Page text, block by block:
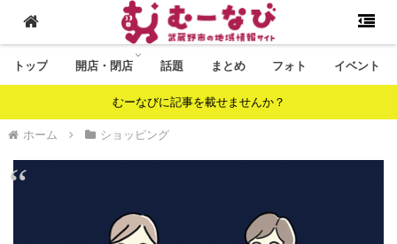
トップ 開店・閉店 話題 まとめ フォト イベント
むーなびに記事を載せませんか？
ホーム ショッピング